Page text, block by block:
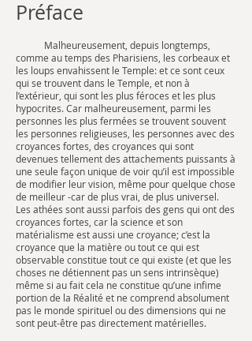
Préface
Malheureusement, depuis longtemps,
comme au temps des Pharisiens, les corbeaux et
les loups envahissent le Temple: et ce sont ceux
qui se trouvent dans le Temple, et non à
l’extérieur, qui sont les plus féroces et les plus
hypocrites. Car malheureusement, parmi les
personnes les plus fermées se trouvent souvent
les personnes religieuses, les personnes avec des
croyances fortes, des croyances qui sont
devenues tellement des attachements puissants à
une seule façon unique de voir qu’il est impossible
de modifier leur vision, même pour quelque chose
de meilleur -car de plus vrai, de plus universel.
Les athées sont aussi parfois des gens qui ont des
croyances fortes, car la science et son
matérialisme est aussi une croyance; c’est la
croyance que la matière ou tout ce qui est
observable constitue tout ce qui existe (et que les
choses ne détiennent pas un sens intrinsèque)
même si au fait cela ne constitue qu’une infime
portion de la Réalité et ne comprend absolument
pas le monde spirituel ou des dimensions qui ne
sont peut-être pas directement matérielles.